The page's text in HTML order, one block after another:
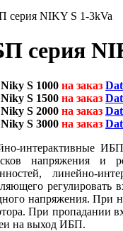
серия
Niky S 1000 на заказ
Niky S 1500 на заказ
Niky S 2000 на заказ
Niky S 3000 на заказ
интерактивные
напряжения и
линейно-
регулировать
напряжения. При
При пропадании
на выход ИБП.